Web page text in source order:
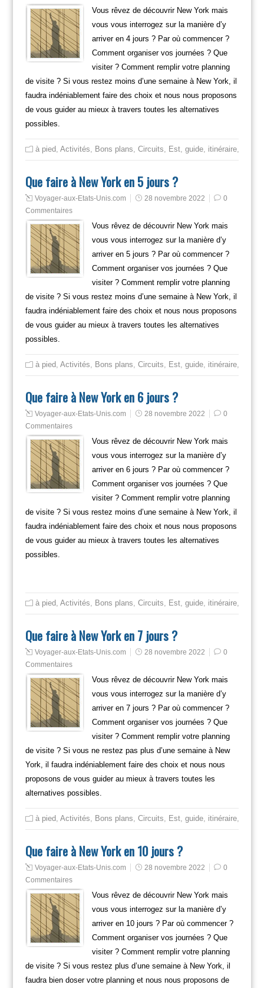
Vous rêvez de découvrir New York mais
vous vous interrogez sur la manière d’y
arriver en 4 jours ? Par où commencer ?
Comment organiser vos journées ? Que
visiter ? Comment remplir votre planning
de visite ? Si vous restez moins d’une semaine à New York, il
faudra indéniablement faire des choix et nous nous proposons
de vous guider au mieux à travers toutes les alternatives
possibles.
à pied Activités Bons plans Circuits Est, guide, itinéraire,
Que faire à New York en 5 jours ?
Voyager-aux-Etats-Unis.com 28 novembre 2022
0
Commentaires
Vous rêvez de découvrir New York mais
vous vous interrogez sur la manière d’y
arriver en 5 jours ? Par où commencer ?
Comment organiser vos journées ? Que
visiter ? Comment remplir votre planning
de visite ? Si vous restez moins d’une semaine à New York, il
faudra indéniablement faire des choix et nous nous proposons
de vous guider au mieux à travers toutes les alternatives
possibles.
à pied Activités Bons plans Circuits Est, guide, itinéraire,
Que faire à New York en 6 jours ?
Voyager-aux-Etats-Unis.com 28 novembre 2022
0
Commentaires
Vous rêvez de découvrir New York mais
vous vous interrogez sur la manière d’y
arriver en 6 jours ? Par où commencer ?
Comment organiser vos journées ? Que
visiter ? Comment remplir votre planning
de visite ? Si vous restez moins d’une semaine à New York, il
faudra indéniablement faire des choix et nous nous proposons
de vous guider au mieux à travers toutes les alternatives
possibles.
à pied Activités Bons plans Circuits Est, guide, itinéraire,
Que faire à New York en 7 jours ?
Voyager-aux-Etats-Unis.com 28 novembre 2022
0
Commentaires
Vous rêvez de découvrir New York mais
vous vous interrogez sur la manière d’y
arriver en 7 jours ? Par où commencer ?
Comment organiser vos journées ? Que
visiter ? Comment remplir votre planning
de visite ? Si vous ne restez pas plus d’une semaine à New
York, il faudra indéniablement faire des choix et nous nous
proposons de vous guider au mieux à travers toutes les
alternatives possibles.
à pied Activités Bons plans Circuits Est, guide, itinéraire,
Que faire à New York en 10 jours ?
Voyager-aux-Etats-Unis.com 28 novembre 2022
0
Commentaires
Vous rêvez de découvrir New York mais
vous vous interrogez sur la manière d’y
arriver en 10 jours ? Par où commencer ?
Comment organiser vos journées ? Que
visiter ? Comment remplir votre planning
de visite ? Si vous restez plus d’une semaine à New York, il
faudra bien doser votre planning et nous nous proposons de